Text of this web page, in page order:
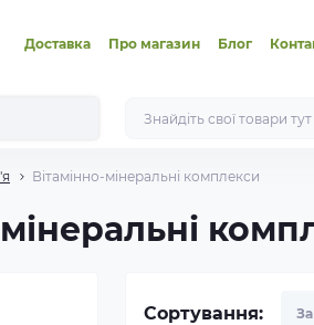
Доставка Про магазин Блог
Вітамінно-мінеральні комплекси
Сортування: